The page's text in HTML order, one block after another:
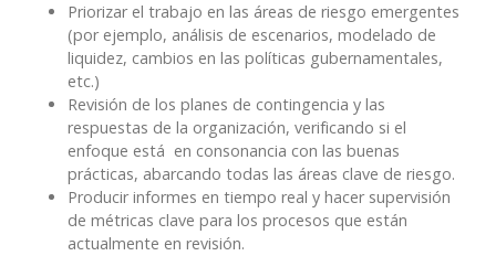
Priorizar el trabajo en las áreas de riesgo emergentes
(por ejemplo, análisis de escenarios, modelado de
liquidez, cambios en las políticas gubernamentales,
etc.)
Revisión de los planes de contingencia y las
respuestas de la organización, verificando si el
enfoque está en consonancia con las buenas
prácticas, abarcando todas las áreas clave de riesgo.
Producir informes en tiempo real y hacer supervisión
de métricas clave para los procesos que están
actualmente en revisión.